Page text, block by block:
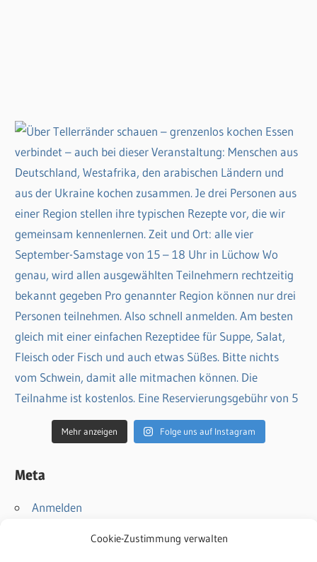
Cookie-Zustimmung verwalten
Mehr anzeigen Folge uns auf Instagram
Meta
Anmelden